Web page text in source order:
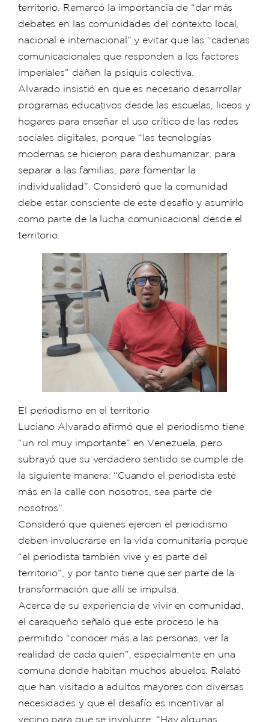
territorio. Remarcó la importancia de “dar más
debates en las comunidades del contexto local,
nacional e internacional” y evitar que las “cadenas
comunicacionales que responden a los factores
imperiales” dañen la psiquis colectiva.
Alvarado insistió en que es necesario desarrollar
programas educativos desde las escuelas, liceos y
hogares para enseñar el uso crítico de las redes
sociales digitales, porque “las tecnologías
modernas se hicieron para deshumanizar, para
separar a las familias, para fomentar la
individualidad”. Consideró que la comunidad
debe estar consciente de este desafío y asumirlo
como parte de la lucha comunicacional desde el
territorio.
El periodismo en el territorio
Luciano Alvarado afirmó que el periodismo tiene
“un rol muy importante” en Venezuela, pero
subrayó que su verdadero sentido se cumple de
la siguiente manera: “Cuando el periodista esté
más en la calle con nosotros, sea parte de
nosotros”.
Consideró que quienes ejercen el periodismo
deben involucrarse en la vida comunitaria porque
“el periodista también vive y es parte del
territorio”, y por tanto tiene que ser parte de la
transformación que allí se impulsa.
Acerca de su experiencia de vivir en comunidad,
el caraqueño señaló que este proceso le ha
permitido “conocer más a las personas, ver la
realidad de cada quien”, especialmente en una
comuna donde habitan muchos abuelos. Relató
que han visitado a adultos mayores con diversas
necesidades y que el desafío es incentivar al
vecino para que se involucre: “Hay algunas